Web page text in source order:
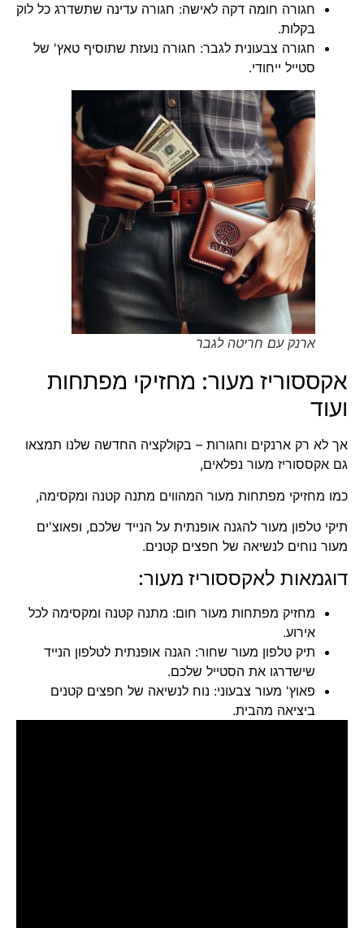
חגורה חומה דקה לאישה: חגורה עדינה שתשדרג כל לוק
בקלות.
חגורה צבעונית לגבר: חגורה נועזת שתוסיף טאץ' של
סטייל ייחודי.
ארנק עם חריטה לגבר
אקססוריז מעור: מחזיקי מפתחות
ועוד
אך לא רק ארנקים וחגורות – בקולקציה החדשה שלנו תמצאו
גם אקססוריז מעור נפלאים,
כמו מחזיקי מפתחות מעור המהווים מתנה קטנה ומקסימה,
תיקי טלפון מעור להגנה אופנתית על הנייד שלכם, ופאוצ'ים
מעור נוחים לנשיאה של חפצים קטנים.
דוגמאות לאקססוריז מעור:
מחזיק מפתחות מעור חום: מתנה קטנה ומקסימה לכל
אירוע.
תיק טלפון מעור שחור: הגנה אופנתית לטלפון הנייד
שישדרגו את הסטייל שלכם.
פאוץ' מעור צבעוני: נוח לנשיאה של חפצים קטנים
ביציאה מהבית.